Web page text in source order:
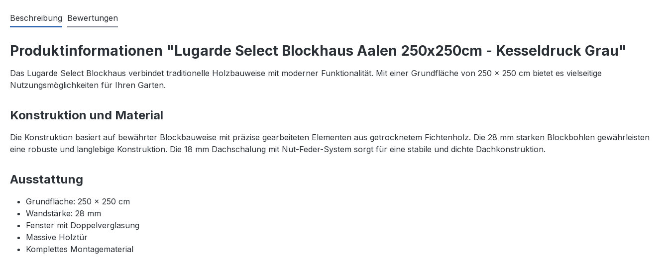
Beschreibung Bewertungen
Produktinformationen "Lugarde Select Blockhaus Aalen 250x250cm - Kesseldruck Grau"
Das Lugarde Select Blockhaus verbindet traditionelle Holzbauweise mit moderner Funktionalität. Mit einer Grundfläche von 250 × 250 cm bietet es vielseitige
Nutzungsmöglichkeiten für Ihren Garten.
Konstruktion und Material
Die Konstruktion basiert auf bewährter Blockbauweise mit präzise gearbeiteten Elementen aus getrocknetem Fichtenholz. Die 28 mm starken Blockbohlen gewährleisten
eine robuste und langlebige Konstruktion. Die 18 mm Dachschalung mit Nut-Feder-System sorgt für eine stabile und dichte Dachkonstruktion.
Ausstattung
Grundfläche: 250 × 250 cm
Wandstärke: 28 mm
Fenster mit Doppelverglasung
Massive Holztür
Komplettes Montagematerial